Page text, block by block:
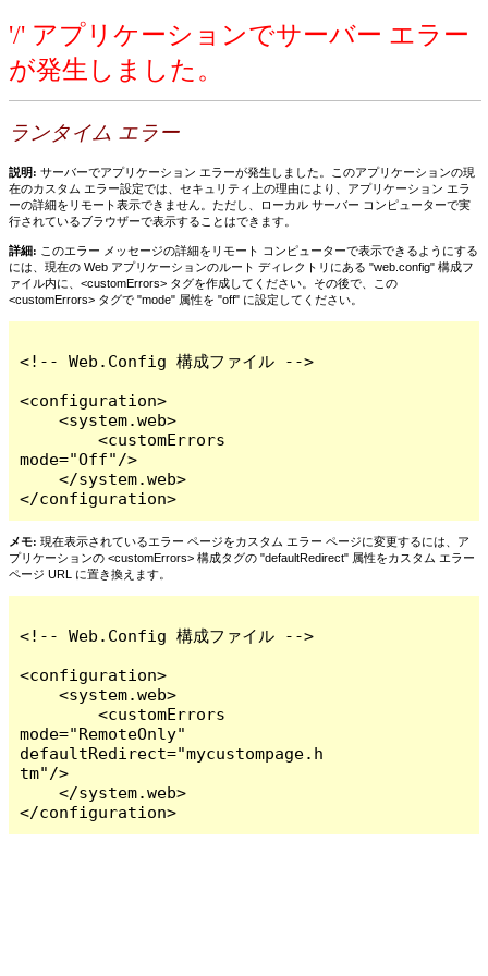
'/' アプリケーションでサーバー エラー
が発生しました。
ランタイム エラー
説明: サーバーでアプリケーション エラーが発生しました。このアプリケーションの現
在のカスタム エラー設定では、セキュリティ上の理由により、アプリケーション エラ
ーの詳細をリモート表示できません。ただし、ローカル サーバー コンピューターで実
行されているブラウザーで表示することはできます。
詳細: このエラー メッセージの詳細をリモート コンピューターで表示できるようにする
には、現在の Web アプリケーションのルート ディレクトリにある "web.config" 構成フ
ァイル内に、<customErrors> タグを作成してください。その後で、この
<customErrors> タグで "mode" 属性を "off" に設定してください。
<!-- Web.Config 構成ファイル -->
<configuration>
    <system.web>
        <customErrors
mode="Off"/>
    </system.web>
</configuration>
メモ: 現在表示されているエラー ページをカスタム エラー ページに変更するには、ア
プリケーションの <customErrors> 構成タグの "defaultRedirect" 属性をカスタム エラー
ページ URL に置き換えます。
<!-- Web.Config 構成ファイル -->
<configuration>
    <system.web>
        <customErrors
mode="RemoteOnly"
defaultRedirect="mycustompage.h
tm"/>
    </system.web>
</configuration>